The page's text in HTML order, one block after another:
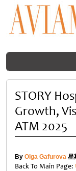
STORY
Growth,
ATM 2025
By Olga Gafurova 星
Back To Main Page: